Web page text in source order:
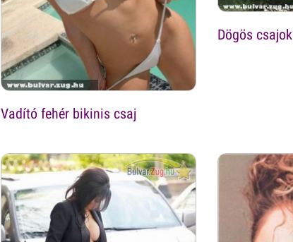
Vadító fehér bikinis csaj
Dögös csajok